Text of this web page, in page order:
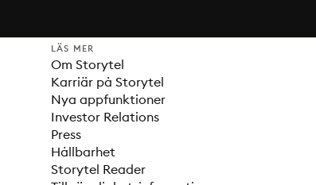
LÄS MER
Om Storytel
Karriär på Storytel
Nya appfunktioner
Investor Relations
Press
Hållbarhet
Storytel Reader